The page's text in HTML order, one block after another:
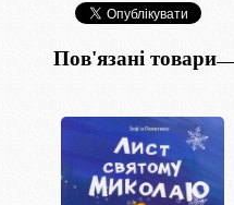
Пов'язані товари